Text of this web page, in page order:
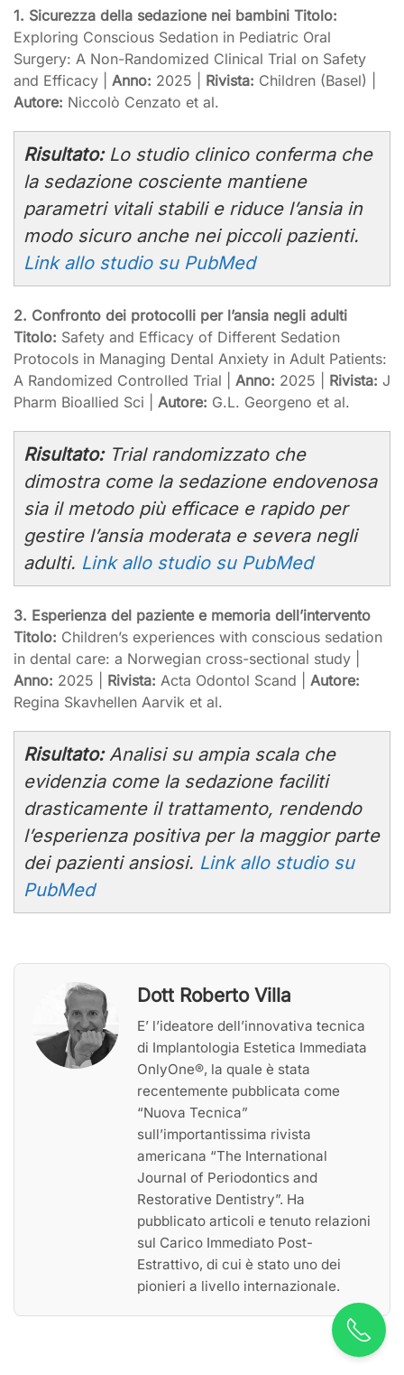
1. Sicurezza della sedazione nei bambini Titolo:
Exploring Conscious Sedation in Pediatric Oral
Surgery: A Non-Randomized Clinical Trial on Safety
and Efficacy | Anno: 2025 | Rivista: Children (Basel) |
Autore: Niccolò Cenzato et al.
Risultato:Lo studio clinico conferma che
la sedazione cosciente mantiene
parametri vitali stabili e riduce l’ansia in
modo sicuro anche nei piccoli pazienti.
Link allo studio su PubMed
2. Confronto dei protocolli per l’ansia negli adulti
Titolo: Safety and Efficacy of Different Sedation
Protocols in Managing Dental Anxiety in Adult Patients:
A Randomized Controlled Trial | Anno: 2025 | Rivista: J
Pharm Bioallied Sci | Autore: G.L. Georgeno et al.
Risultato:Trial randomizzato che
dimostra come la sedazione endovenosa
sia il metodo più efficace e rapido per
gestire l’ansia moderata e severa negli
adulti. Link allo studio su PubMed
3. Esperienza del paziente e memoria dell’intervento
Titolo: Children’s experiences with conscious sedation
in dental care: a Norwegian cross-sectional study |
Anno: 2025 | Rivista: Acta Odontol Scand | Autore:
Regina Skavhellen Aarvik et al.
Risultato:Analisi su ampia scala che
evidenzia come la sedazione faciliti
drasticamente il trattamento, rendendo
l’esperienza positiva per la maggior parte
dei pazienti ansiosi. Link allo studio su
PubMed
Dott Roberto Villa
E’ l’ideatore dell’innovativa tecnica
di Implantologia Estetica Immediata
OnlyOne®, la quale è stata
recentemente pubblicata come
“Nuova Tecnica”
sull’importantissima rivista
americana “The International
Journal of Periodontics and
Restorative Dentistry”. Ha
pubblicato articoli e tenuto relazioni
sul Carico Immediato Post-
Estrattivo, di cui è stato uno dei
pionieri a livello internazionale.